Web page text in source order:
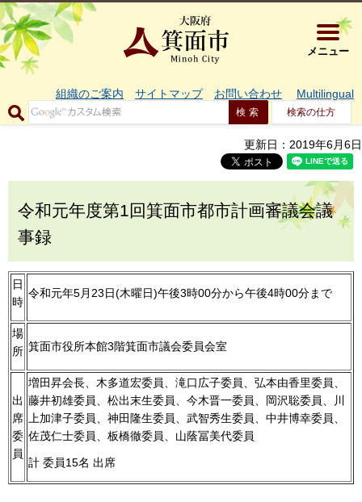
大阪府箕
メニュー
組織のご案内 サイトマップ お問い合わせ Multilingual
検索の仕方
更新日：2019年6月6日
令和元年度第1回箕面市都市計画審議会議
事録
日
時
令和元年5月23日(木曜日)午後3時00分から午後4時00分まで
場
所 箕面市役所本館3階箕面市議会委員会室
出
席
委
員
増田昇会長、木多道宏委員、滝口広子委員、弘本由香里委員、
藤井初雄委員、松出末生委員、今木晋一委員、岡沢聡委員、川
上加津子委員、神田隆生委員、武智秀生委員、中井博幸委員、
佐茂仁士委員、板橋徹委員、山蔭冨美代委員
計 委員15名 出席